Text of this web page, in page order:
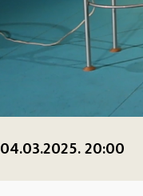
04.03.2025. 20:00